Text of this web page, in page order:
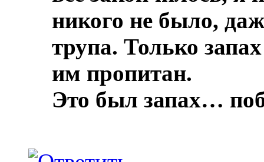
никого не было,
трупа. Только
им пропитан.
Это был запах…